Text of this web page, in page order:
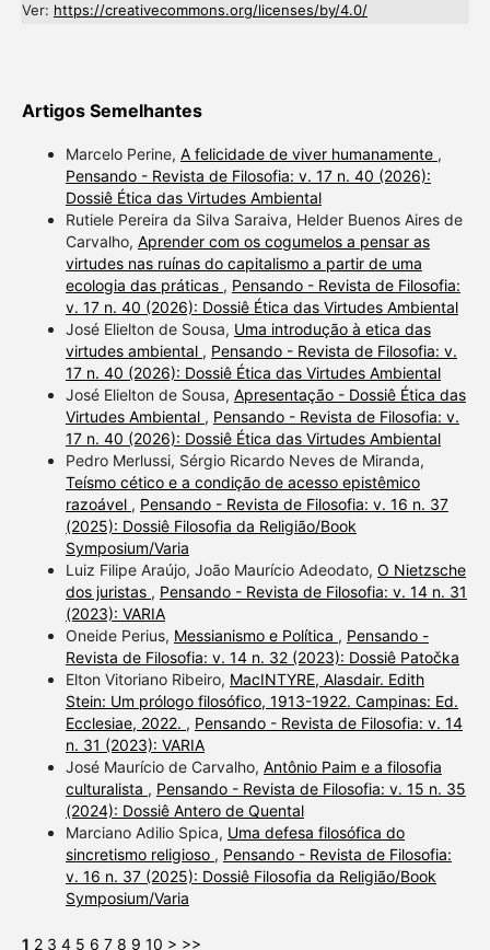
Ver: https://creativecommons.org/licenses/by/4.0/
Artigos Semelhantes
Marcelo Perine, A felicidade de viver humanamente ,
Pensando - Revista de Filosofia: v. 17 n. 40 (2026):
Dossiê Ética das Virtudes Ambiental
Rutiele Pereira da Silva Saraiva, Helder Buenos Aires de
Carvalho, Aprender com os cogumelos a pensar as
virtudes nas ruínas do capitalismo a partir de uma
ecologia das práticas , Pensando - Revista de Filosofia:
v. 17 n. 40 (2026): Dossiê Ética das Virtudes Ambiental
José Elielton de Sousa, Uma introdução à etica das
virtudes ambiental , Pensando - Revista de Filosofia: v.
17 n. 40 (2026): Dossiê Ética das Virtudes Ambiental
José Elielton de Sousa, Apresentação - Dossiê Ética das
Virtudes Ambiental , Pensando - Revista de Filosofia: v.
17 n. 40 (2026): Dossiê Ética das Virtudes Ambiental
Pedro Merlussi, Sérgio Ricardo Neves de Miranda,
Teísmo cético e a condição de acesso epistêmico
razoável , Pensando - Revista de Filosofia: v. 16 n. 37
(2025): Dossiê Filosofia da Religião/Book
Symposium/Varia
Luiz Filipe Araújo, João Maurício Adeodato, O Nietzsche
dos juristas , Pensando - Revista de Filosofia: v. 14 n. 31
(2023): VARIA
Oneide Perius, Messianismo e Política , Pensando -
Revista de Filosofia: v. 14 n. 32 (2023): Dossiê Patočka
Elton Vitoriano Ribeiro, MacINTYRE, Alasdair. Edith
Stein: Um prólogo filosófico, 1913-1922. Campinas: Ed.
Ecclesiae, 2022. , Pensando - Revista de Filosofia: v. 14
n. 31 (2023): VARIA
José Maurício de Carvalho, Antônio Paim e a filosofia
culturalista , Pensando - Revista de Filosofia: v. 15 n. 35
(2024): Dossiê Antero de Quental
Marciano Adilio Spica, Uma defesa filosófica do
sincretismo religioso , Pensando - Revista de Filosofia:
v. 16 n. 37 (2025): Dossiê Filosofia da Religião/Book
Symposium/Varia
1 2 3 4 5 6 7 8 9 10 > >>